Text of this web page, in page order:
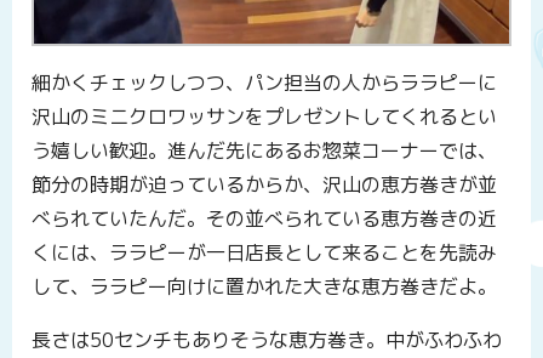
細かくチェックしつつ、パン担当の人からララピーに
沢山のミニクロワッサンをプレゼントしてくれるとい
う嬉しい歓迎。進んだ先にあるお惣菜コーナーでは、
節分の時期が迫っているからか、沢山の恵方巻きが並
べられていたんだ。その並べられている恵方巻きの近
くには、ララピーが一日店長として来ることを先読み
して、ララピー向けに置かれた大きな恵方巻きだよ。
長さは50センチもありそうな恵方巻き。中がふわふわ